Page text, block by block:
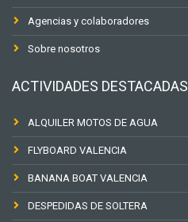
Agencias y colaboradores
Sobre nosotros
ACTIVIDADES DESTACADAS
ALQUILER MOTOS DE AGUA
FLYBOARD VALENCIA
BANANA BOAT VALENCIA
DESPEDIDAS DE SOLTERA